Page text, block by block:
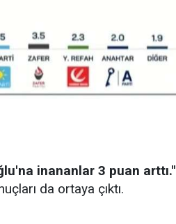
inananlar 3 puan arttı."
da ortaya çıktı.